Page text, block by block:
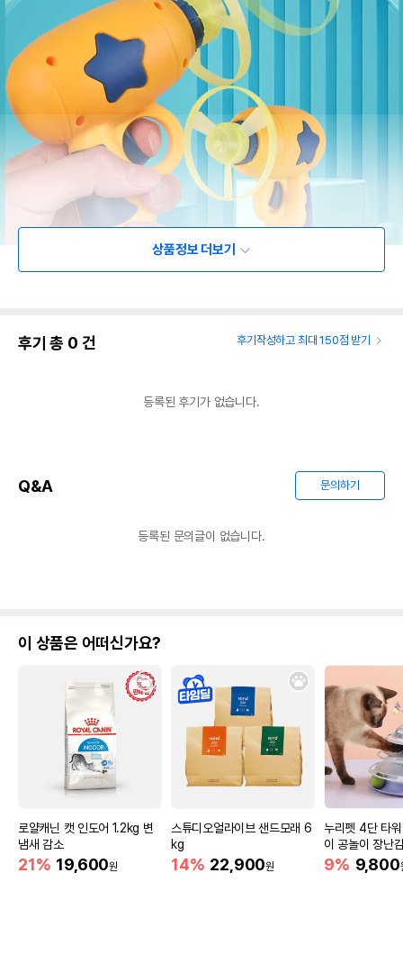
상품정보 더보기
후기 총 0 건 후기작성하고 최대 150점 받기
등록된 후기가 없습니다.
Q&A 문의하기
등록된 문의글이 없습니다.
이 상품은 어떠신가요?
로얄캐닌 캣 인도어 1.2kg 변
냄새 감소
21% 19,600원
스튜디오얼라이브 샌드모래 6
kg
14% 22,900원
누리펫 4단 타
이 공놀이 장난
비) - L/퍼플
9% 9,800